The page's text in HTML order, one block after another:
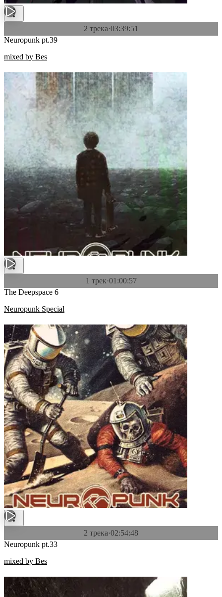
2 трека·03:39:51
Neuropunk pt.39
mixed by Bes
1 трек·01:00:57
The Deepspace 6
Neuropunk Special
2 трека·02:54:48
Neuropunk pt.33
mixed by Bes